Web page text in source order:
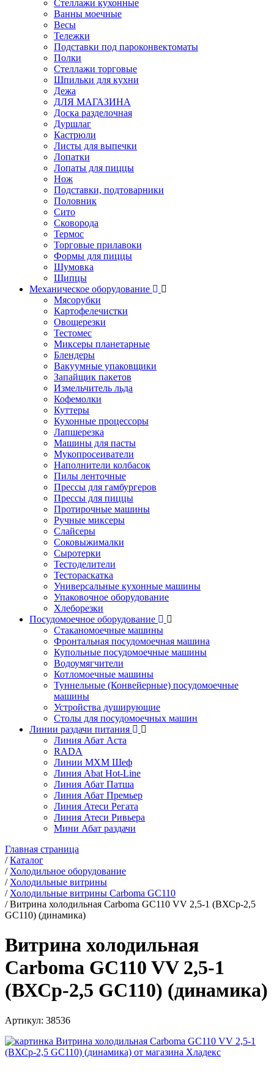
Стеллажи кухонные
Ванны моечные
Весы
Тележки
Подставки под пароконвектоматы
Полки
Стеллажи торговые
Шпильки для кухни
Дежа
ДЛЯ МАГАЗИНА
Доска разделочная
Дуршлаг
Кастрюли
Листы для выпечки
Лопатки
Лопаты для пиццы
Нож
Подставки, подтоварники
Половник
Сито
Сковорода
Термос
Торговые прилавоки
Формы для пиццы
Шумовка
Щипцы
Механическое оборудование
Мясорубки
Картофелечистки
Овощерезки
Тестомес
Миксеры планетарные
Блендеры
Вакуумные упаковщики
Запайщик пакетов
Измельчитель льда
Кофемолки
Куттеры
Кухонные процессоры
Лапшерезка
Машины для пасты
Мукопросеиватели
Наполнители колбасок
Пилы ленточные
Прессы для гамбургеров
Прессы для пиццы
Протирочные машины
Ручные миксеры
Слайсеры
Соковыжималки
Сыротерки
Тестоделители
Тестораскатка
Универсальные кухонные машины
Упаковочное оборудование
Хлеборезки
Посудомоечное оборудование
Стаканомоечные машины
Фронтальная посудомоечная машина
Купольные посудомоечные машины
Водоумягчители
Котломоечные машины
Туннельные (Конвейерные) посудомоечные
машины
Устройства душирующие
Столы для посудомоечных машин
Линии раздачи питания
Линия Абат Аста
RADA
Линии МХМ Шеф
Линия Abat Hot-Line
Линия Абат Патша
Линия Абат Премьер
Линия Атеси Регата
Линия Атеси Ривьера
Мини Абат раздачи
Главная страница
/Каталог
/ Холодильное оборудование
/ Холодильные витрины
/ Холодильные витрины Carboma GC110
/Витрина холодильная Carboma GC110 VV 2,5-1 (ВХСр-2,5
GC110) (динамика)
Витрина холодильная
Carboma GC110 VV 2,5-1
(ВХСр-2,5 GC110) (динамика)
Артикул: 38536